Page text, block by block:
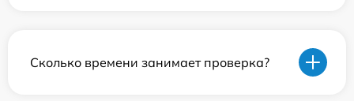
Сколько времени занимает проверка?